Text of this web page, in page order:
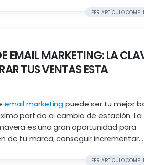
LEER ARTÍCULO
EMAIL MARKETING: LA
TUS VENTAS ESTA
email marketingpuede ser tu mejor
partido al cambio de estación. La
es una gran oportunidad para
de tu marca, conseguir incrementar...
LEER ARTÍCULO